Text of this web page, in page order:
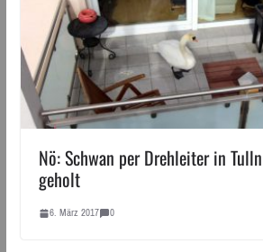
Nö: Schwan per Drehleiter in
geholt
6. März 2017 0